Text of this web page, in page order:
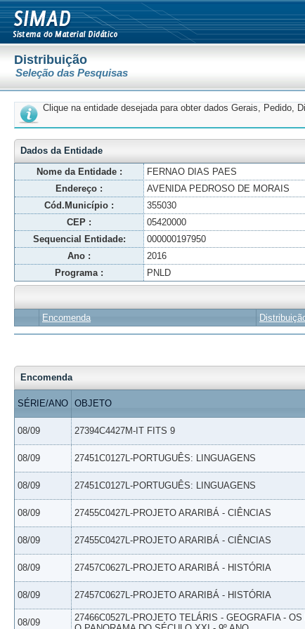
Distribuição
Seleção das Pesquisas
Clique na entidade desejada para obter dados Gerais, Pedido,
Dados da Entidade
Nome da Entidade :
FERNAO DIAS PAES
Endereço :
AVENIDA PEDROSO DE MORAIS
Cód.Município :
355030
CEP :
05420000
Sequencial Entidade:
000000197950
Ano :
2016
Programa :
PNLD
Encomenda
Encomenda
SÉRIE/ANO OBJETO
08/09 27394C4427M-IT FITS 9
08/09 27451C0127L-PORTUGUÊS: LINGUAGENS
08/09 27451C0127L-PORTUGUÊS: LINGUAGENS
08/09 27455C0427L-PROJETO ARARIBÁ - CIÊNCIAS
08/09 27455C0427L-PROJETO ARARIBÁ - CIÊNCIAS
08/09 27457C0627L-PROJETO ARARIBÁ - HISTÓRIA
08/09 27457C0627L-PROJETO ARARIBÁ - HISTÓRIA
08/09
27466C0527L-PROJETO TELÁRIS - GEOGRAFIA -